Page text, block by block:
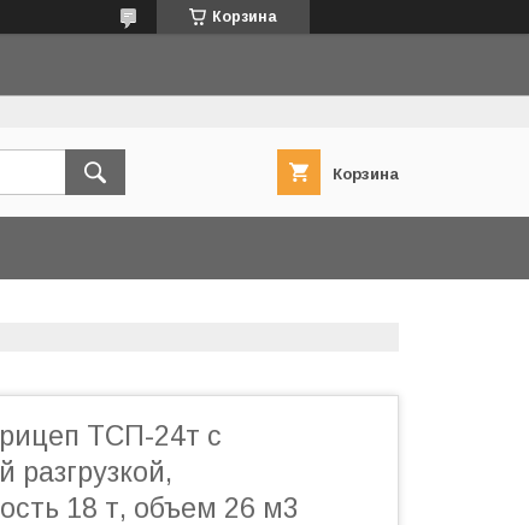
Корзина
Корзина
ТСП-24т с
разгрузкой,
18 т, объем 26 м3